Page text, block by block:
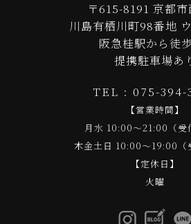
〒615-8191 京都
川島有栖川町98番地
阪急桂駅から徒
提携駐車場あ
TEL : 075-394-
【営業時間】
月水 10:00～21:00（受
木金土日 10:00～19:00（
【定休日】
火曜